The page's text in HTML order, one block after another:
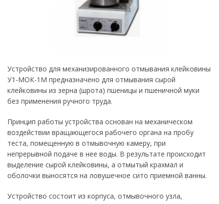
Устройство для механизированного отмывания клейковины
У1-МОК-1М предназначено для отмывания сырой
клейковины из зерна (шрота) пшеницы и пшеничной муки
без применения ручного труда.
Принцип работы устройства основан на механическом
воздействии вращающегося рабочего органа на пробу
теста, помещенную в отмывочную камеру, при
непрерывной подаче в нее воды. В результате происходит
выделение сырой клейковины, а отмытый крахмал и
оболочки выносятся на ловушечное сито приемной ванны.
Устройство состоит из корпуса, отмывочного узла,